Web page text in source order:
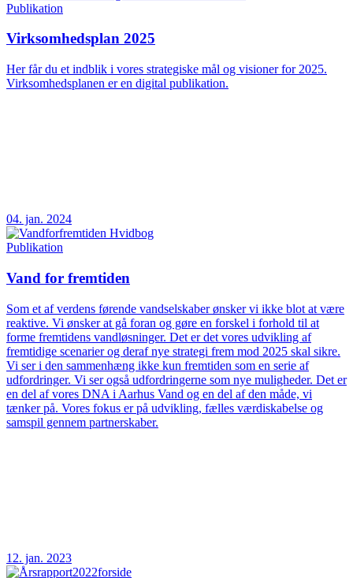
Publikation
Virksomhedsplan 2025
Her får du et indblik i vores strategiske mål og visioner for 2025.
Virksomhedsplanen er en digital publikation.
04. jan. 2024
Publikation
Vand for fremtiden
Som et af verdens førende vandselskaber ønsker vi ikke blot at være
reaktive. Vi ønsker at gå foran og gøre en forskel i forhold til at
forme fremtidens vandløsninger. Det er det vores udvikling af
fremtidige scenarier og deraf nye strategi frem mod 2025 skal sikre.
Vi ser i den sammenhæng ikke kun fremtiden som en serie af
udfordringer. Vi ser også udfordringerne som nye muligheder. Det er
en del af vores DNA i Aarhus Vand og en del af den måde, vi
tænker på. Vores fokus er på udvikling, fælles værdiskabelse og
samspil gennem partnerskaber.
12. jan. 2023